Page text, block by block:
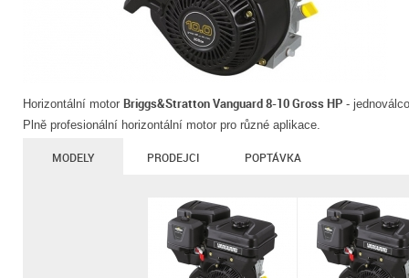
Horizontální motor Briggs&Stratton Vanguard 8-10 Gross HP -
Plně profesionální horizontální motor pro různé aplikace.
MODELY PRODEJCI POPTÁVKA